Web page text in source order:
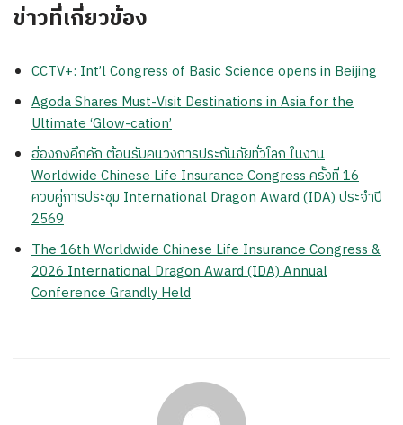
ข่าวที่เกี่ยวข้อง
CCTV+: Int’l Congress of Basic Science opens in Beijing
Agoda Shares Must-Visit Destinations in Asia for the
Ultimate ‘Glow-cation’
ฮ่องกงคึกคัก ต้อนรับคนวงการประกันภัยทั่วโลก ในงาน
Worldwide Chinese Life Insurance Congress ครั้งที่ 16
ควบคู่การประชุม International Dragon Award (IDA) ประจำปี
2569
The 16th Worldwide Chinese Life Insurance Congress &
2026 International Dragon Award (IDA) Annual
Conference Grandly Held